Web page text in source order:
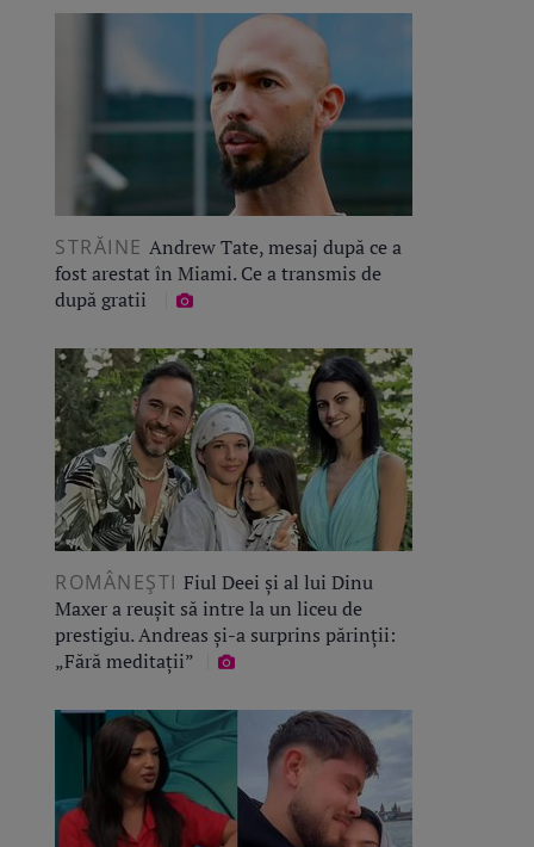
STRĂINE Andrew Tate, mesaj după ce a
fost arestat în Miami. Ce a transmis de
după gratii
ROMÂNEŞTI Fiul Deei și al lui Dinu
Maxer a reușit să intre la un liceu de
prestigiu. Andreas și-a surprins părinții:
„Fără meditații”